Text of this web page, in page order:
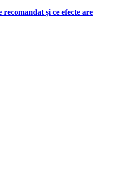
și ce efecte are